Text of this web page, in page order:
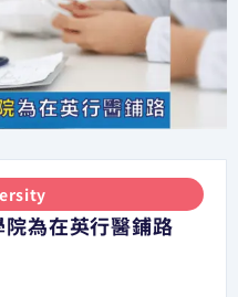
院為在英行醫鋪路